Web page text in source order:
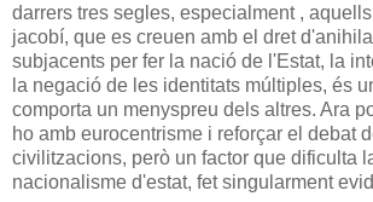
darrers tres segles, especialment ,
jacobí, que es creuen amb el dret
subjacents per fer la nació de l'Estat, la
la negació de les identitats múltiples, és
comporta un menyspreu dels altres. Ara
ho amb eurocentrisme i reforçar el debat
civilitzacions, però un factor que dificulta
nacionalisme d'estat, fet singularment